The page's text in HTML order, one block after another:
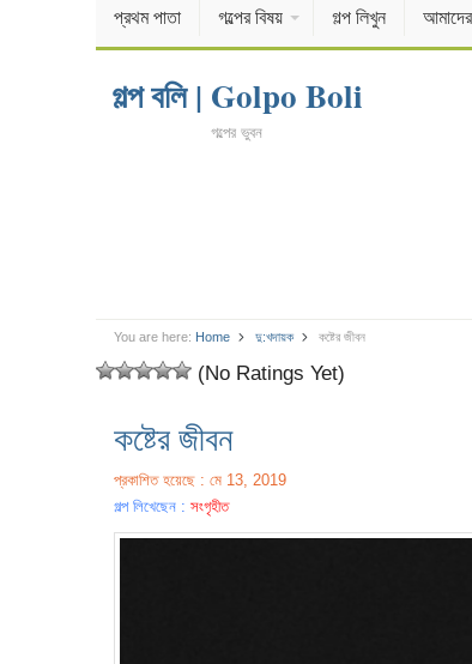
প্রথম পাতা গল্পের বিষয় গল্প লিখুন
গল্প বলি | Golpo Boli
গল্পের ভুবন
You are here: Home দু:খদায়ক কষ্টের জীবন
(No Ratings Yet)
কষ্টের জীবন
প্রকাশিত হয়েছে : মে 13, 2019
গল্প লিখেছেন : সংগৃহীত